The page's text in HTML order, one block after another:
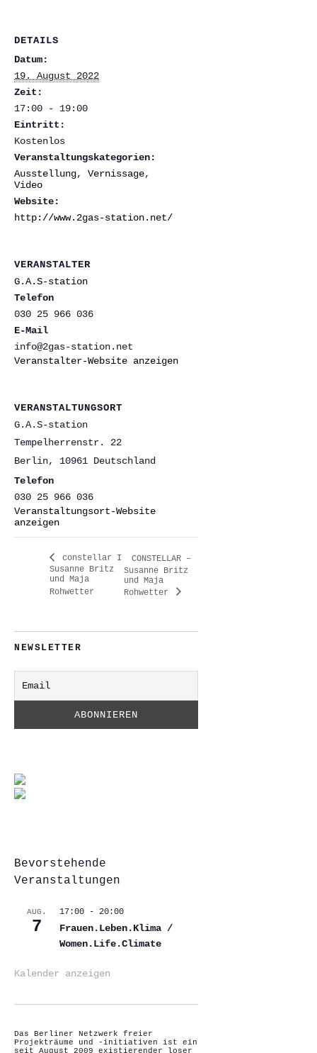
DETAILS
Datum:
19. August 2022
Zeit:
17:00 - 19:00
Eintritt:
Kostenlos
Veranstaltungskategorien:
Ausstellung, Vernissage,
Video
Website:
http://www.2gas-station.net/
VERANSTALTUNGSORT
G.A.S-station
Tempelherrenstr. 22
Berlin, 10961 Deutschland
Telefon
030 25 966 036
Veranstaltungsort-Website
anzeigen
VERANSTALTER
G.A.S-station
Telefon
030 25 966 036
E-Mail
info@2gas-station.net
Veranstalter-Website anzeigen
constellar I
Susanne Britz
und Maja
Rohwetter
CONSTELLAR –
Susanne Britz
und Maja
Rohwetter
NEWSLETTER
Bevorstehende
Veranstaltungen
AUG.
7
17:00 - 20:00
Frauen.Leben.Klima /
Women.Life.Climate
Kalender anzeigen
Das Berliner Netzwerk freier
Projekträume und -initiativen ist ein
seit August 2009 existierender loser